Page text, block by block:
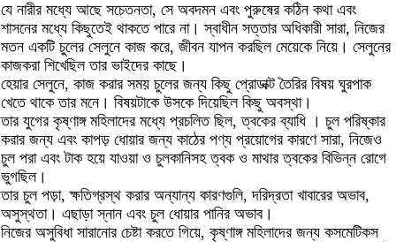
যে নারীর মধ্যে আছে সচেতনতা, সে অবদমন এবং পুরুষের কঠিন কথা এবং
শাসনের মধ্যে কিছুতেই থাকতে পারে না। স্বাধীন সত্তার অধিকারী সারা, নিজের
মতন একটি চুলের সেলুনে কাজ করে, জীবন যাপন করছিল মেয়েকে নিয়ে। সেলুনের
কাজকরা শিখেছিল তার ভাইদের কাছে।
হেয়ার সেলুনে, কাজ করার সময় চুলের জন্য কিছু প্রোডাক্ট তৈরির বিষয় ঘুরপাক
খেতে থাকে তার মনে। বিষয়টাকে উসকে দিয়েছিল কিছু অবস্থা।
তার যুগের কৃষ্ণাঙ্গ মহিলাদের মধ্যে প্রচলিত ছিল, ত্বকের ব্যাধি । চুল পরিষ্কার
করার জন্য এবং কাপড় ধোয়ার জন্য কাঠের পণ্য প্রয়োগের কারণে সারা, নিজেও
চুল পরা এবং টাক হয়ে যাওয়া ও চুলকানিসহ ত্বক ও মাথার ত্বকের বিভিন্ন রোগে
ভুগছিল।
তার চুল পড়া, ক্ষতিগ্রস্থ করার অন্যান্য কারণগুলি, দরিদ্রতা খাবারের অভাব,
অসুস্থতা। এছাড়া স্নান এবং চুল ধোয়ার পানির অভাব।
নিজের অসুবিধা সারানোর চেষ্টা করতে গিয়ে, কৃষ্ণাঙ্গ মহিলাদের জন্য কসমেটিকস